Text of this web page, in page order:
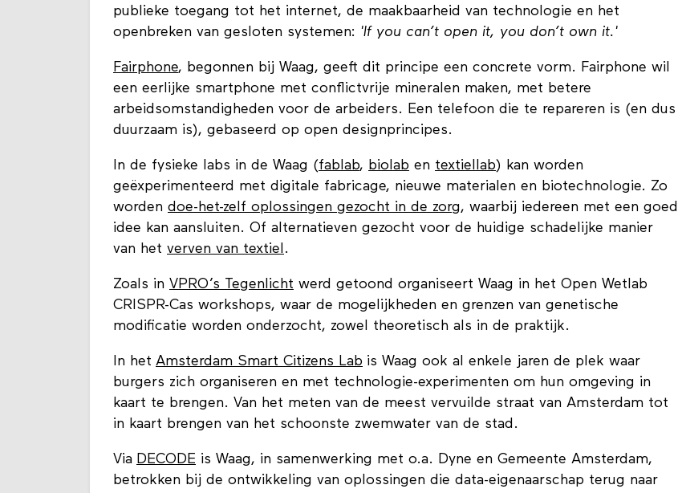
publieke toegang tot het internet, de maakbaarheid van technologie en het
openbreken van gesloten systemen: 'If you can’t open it, you don’t own it.'
Fairphone, begonnen bij Waag, geeft dit principe een concrete vorm. Fairphone wil
een eerlijke smartphone met conflictvrije mineralen maken, met betere
arbeidsomstandigheden voor de arbeiders. Een telefoon die te repareren is (en dus
duurzaam is), gebaseerd op open designprincipes.
In de fysieke labs in de Waag (fablab, biolab en textiellab) kan worden
geëxperimenteerd met digitale fabricage, nieuwe materialen en biotechnologie. Zo
worden doe-het-zelf oplossingen gezocht in de zorg, waarbij iedereen met een goed
idee kan aansluiten. Of alternatieven gezocht voor de huidige schadelijke manier
van het verven van textiel.
Zoals in VPRO’s Tegenlicht werd getoond organiseert Waag in het Open Wetlab
CRISPR-Cas workshops, waar de mogelijkheden en grenzen van genetische
modificatie worden onderzocht, zowel theoretisch als in de praktijk.
In het Amsterdam Smart Citizens Lab is Waag ook al enkele jaren de plek waar
burgers zich organiseren en met technologie-experimenten om hun omgeving in
kaart te brengen. Van het meten van de meest vervuilde straat van Amsterdam tot
in kaart brengen van het schoonste zwemwater van de stad.
Via DECODE is Waag, in samenwerking met o.a. Dyne en Gemeente Amsterdam,
betrokken bij de ontwikkeling van oplossingen die data-eigenaarschap terug naar